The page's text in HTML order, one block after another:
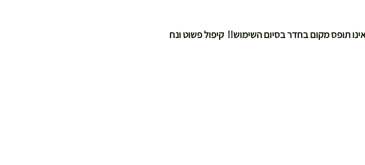
תופס מקום בחדר בסיום השימוש!! קיפול פשוט ונח